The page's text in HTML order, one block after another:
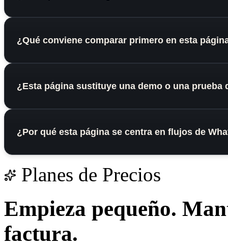
¿Qué conviene comparar primero en esta
¿Esta página sustituye una demo o una prueba
¿Por qué esta página se centra en flujos de
Planes de Precios
Empieza pequeño.
factura.